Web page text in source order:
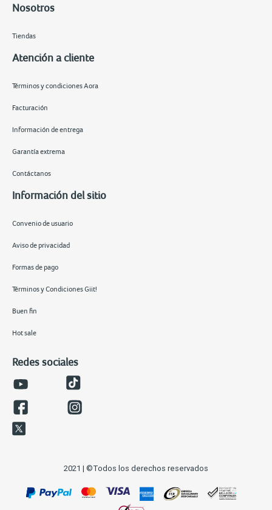
Nosotros
Tiendas
Atención a cliente
Términos y condiciones Aora
Facturación
Información de entrega
Garantía extrema
Contáctanos
Información del sitio
Convenio de usuario
Aviso de privacidad
Formas de pago
Términos y Condiciones Giit!
Buen fin
Hot sale
Redes sociales
2021 | ©Todos los derechos reservados